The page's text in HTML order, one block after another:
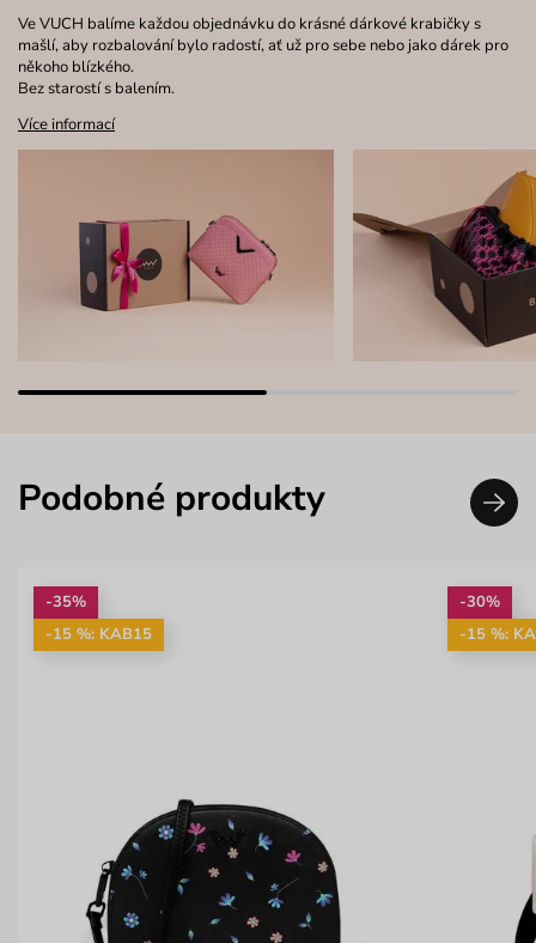
Ve VUCH balíme každou objednávku do krásné dárkové krabičky s
mašlí, aby rozbalování bylo radostí, ať už pro sebe nebo jako dárek pro
někoho blízkého.
Bez starostí s balením.
Více informací
Podobné produkty
-35%
-15 %: KAB15
-30%
-15 %: